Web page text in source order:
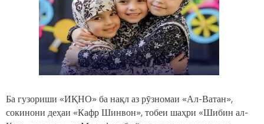
Ба гузориши «ИҚНО» ба нақл аз рӯзномаи «Ал-Ватан»,
сокинони деҳаи «Кафр Шинвон», тобеи шаҳри «Шибин ал-